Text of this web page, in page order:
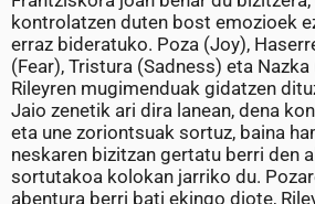
kontrolatzen duten bost emozioek
erraz bideratuko. Poza (Joy),
(Fear), Tristura (Sadness) eta
Rileyren mugimenduak gidatzen
Jaio zenetik ari dira lanean, dena
eta une zoriontsuak sortuz, baina
neskaren bizitzan gertatu berri den
sortutakoa kolokan jarriko du.
abentura berri bati ekingo diote,